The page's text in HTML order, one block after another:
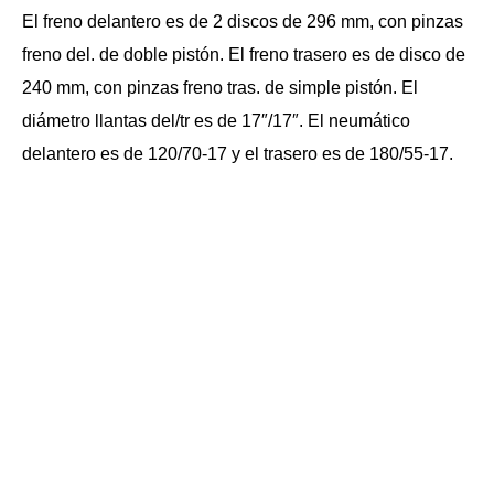
El freno delantero es de 2 discos de 296 mm, con pinzas
freno del. de doble pistón. El freno trasero es de disco de
240 mm, con pinzas freno tras. de simple pistón. El
diámetro llantas del/tr es de 17″/17″. El neumático
delantero es de 120/70-17 y el trasero es de 180/55-17.